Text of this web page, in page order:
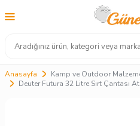
Anasayfa Kamp ve Outdoor
Deuter Futura 32 Litre Sırt Çantası